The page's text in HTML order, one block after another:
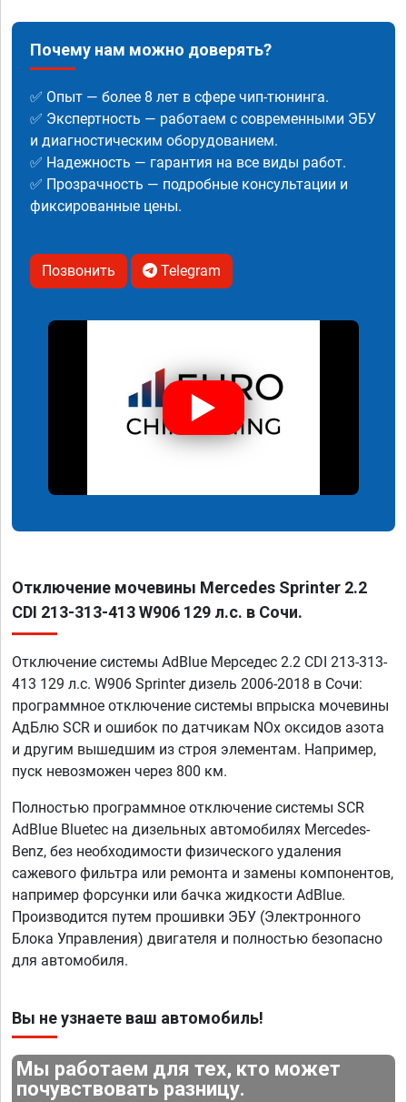
Почему нам можно доверять?
✅ Опыт — более 8 лет в сфере чип-тюнинга.
✅ Экспертность — работаем с современными ЭБУ
и диагностическим оборудованием.
✅ Надежность — гарантия на все виды работ.
✅ Прозрачность — подробные консультации и
фиксированные цены.
Позвонить Telegram
Отключение мочевины Mercedes Sprinter 2.2
CDI 213-313-413 W906 129 л.с. в Сочи.
Отключение системы AdBlue Мерседес 2.2 CDI 213-313-
413 129 л.с. W906 Sprinter дизель 2006-2018 в Сочи:
программное отключение системы впрыска мочевины
АдБлю SCR и ошибок по датчикам NOx оксидов азота
и другим вышедшим из строя элементам. Например,
пуск невозможен через 800 км.
Полностью программное отключение системы SCR
AdBlue Bluetec на дизельных автомобилях Mercedes-
Benz, без необходимости физического удаления
сажевого фильтра или ремонта и замены компонентов,
например форсунки или бачка жидкости AdBlue.
Производится путем прошивки ЭБУ (Электронного
Блока Управления) двигателя и полностью безопасно
для автомобиля.
Вы не узнаете ваш автомобиль!
Мы работаем для тех, кто может
почувствовать разницу.